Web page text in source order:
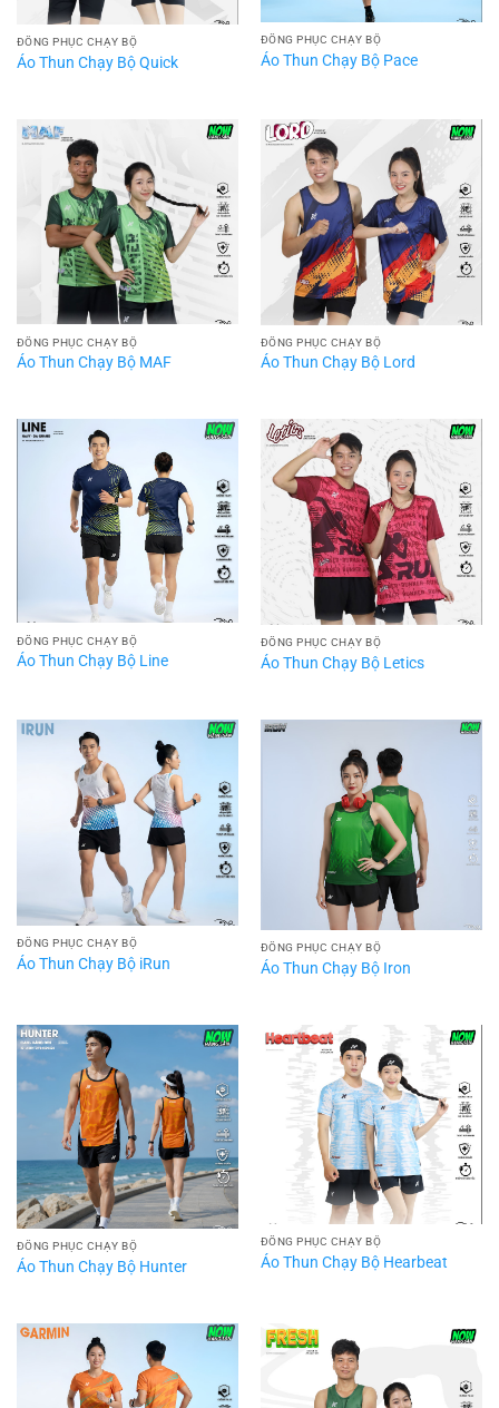
ĐỒNG PHỤC CHẠY BỘ
Áo Thun Chạy Bộ Quick
ĐỒNG PHỤC CHẠY BỘ
Áo Thun Chạy Bộ Pace
ĐỒNG PHỤC CHẠY BỘ
Áo Thun Chạy Bộ MAF
ĐỒNG PHỤC CHẠY BỘ
Áo Thun Chạy Bộ Lord
ĐỒNG PHỤC CHẠY BỘ
Áo Thun Chạy Bộ Line
ĐỒNG PHỤC CHẠY BỘ
Áo Thun Chạy Bộ Letics
ĐỒNG PHỤC CHẠY BỘ
Áo Thun Chạy Bộ iRun
ĐỒNG PHỤC CHẠY BỘ
Áo Thun Chạy Bộ Iron
ĐỒNG PHỤC CHẠY BỘ
Áo Thun Chạy Bộ Hunter
ĐỒNG PHỤC CHẠY BỘ
Áo Thun Chạy Bộ Hearbeat